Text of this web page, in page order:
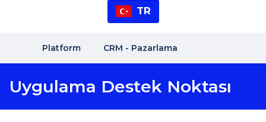
TR
Platform CRM - Pazarlama
Uygulama Destek Noktası